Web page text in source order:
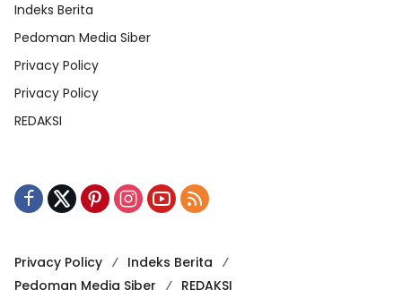
Indeks Berita
Pedoman Media Siber
Privacy Policy
Privacy Policy
REDAKSI
Privacy Policy
Indeks Berita
Pedoman Media Siber
REDAKSI